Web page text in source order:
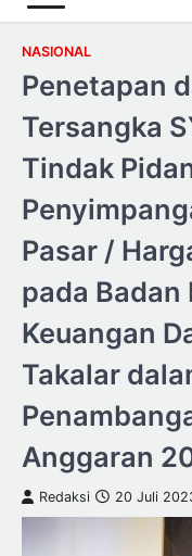
NASIONAL
Penetapan
Tersangka
Tindak
Pasar /
pada Badan
Keuangan
Takalar
Anggaran
Redaksi 20 Juli